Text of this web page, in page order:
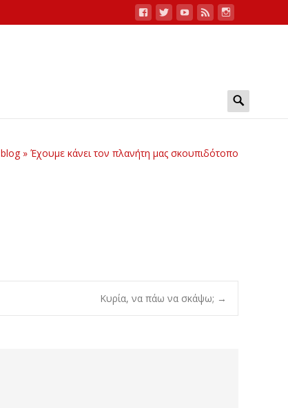
Search
for:
blog » Έχουμε κάνει τον πλανήτη μας σκουπιδότοπο
Κυρία, να πάω να σκάψω; →